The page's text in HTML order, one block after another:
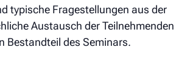
typische Fragestellungen aus der
Austausch der Teilnehmenden
Bestandteil des Seminars.